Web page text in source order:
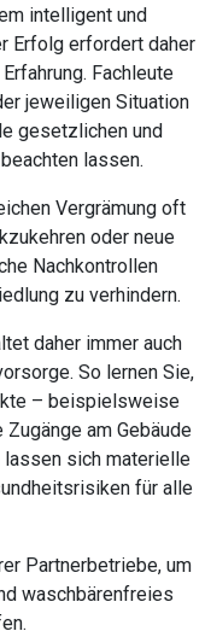
intelligent und
Erfolg erfordert daher
Fachleute
jeweiligen Situation
gesetzlichen und
lassen.
Vergrämung oft
oder neue
Nachkontrollen
zu verhindern.
daher immer auch
So lernen Sie,
– beispielsweise
am Gebäude
sich materielle
für alle
Partnerbetriebe, um
waschbärenfreies